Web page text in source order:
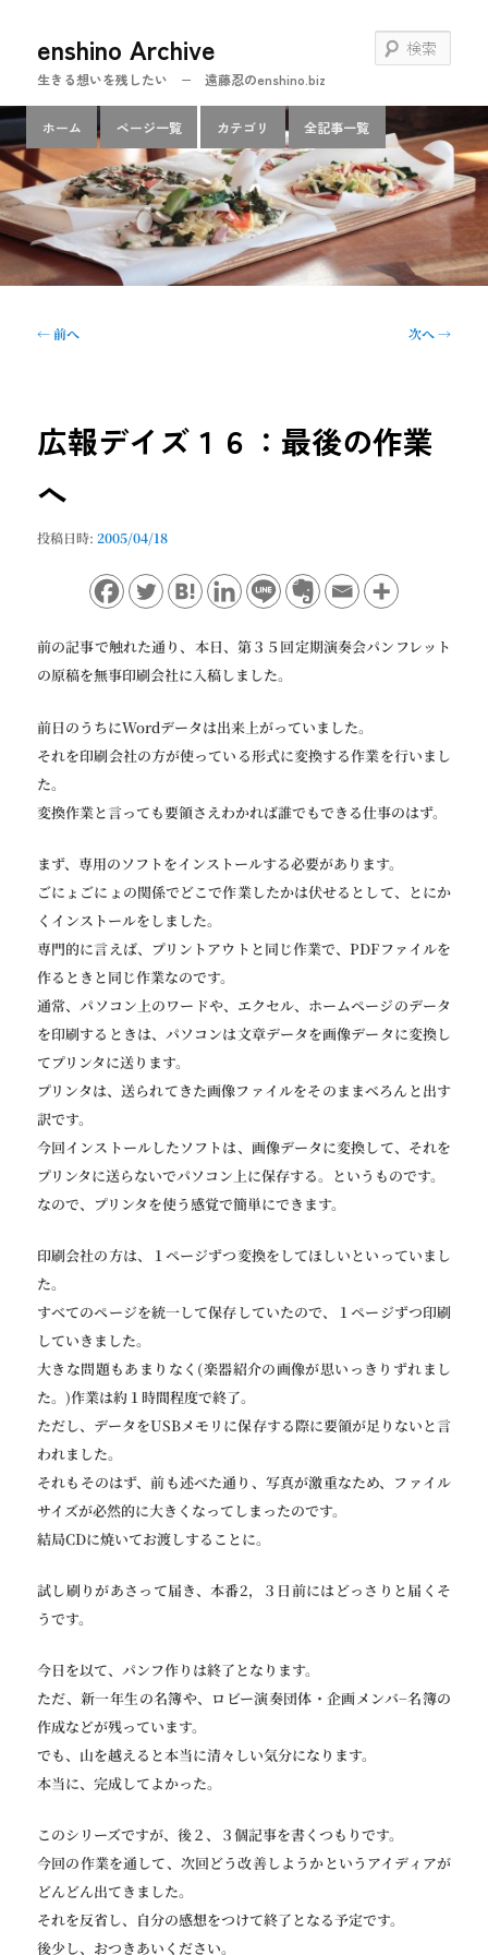
ン
ン
へ
移
動
enshino Archive
生きる想いを残したい − 遠藤忍のenshino.biz
索
メ
イ
ン
メ
ニ
ュ
ー
ホーム ページ一覧 カテゴリ 全記事一覧
投
ゲ
ー
ョ
←前へ 次へ→
広報デイズ１６：最後の作業
へ
投稿日時:2005/04/18
前の記事で触れた通り、本日、第３５回定期演奏会パンフレット
の原稿を無事印刷会社に入稿しました。
前日のうちにWordデータは出来上がっていました。
それを印刷会社の方が使っている形式に変換する作業を行いまし
た。
変換作業と言っても要領さえわかれば誰でもできる仕事のはず。
まず、専用のソフトをインストールする必要があります。
ごにょごにょの関係でどこで作業したかは伏せるとして、とにか
くインストールをしました。
専門的に言えば、プリントアウトと同じ作業で、PDFファイルを
作るときと同じ作業なのです。
通常、パソコン上のワードや、エクセル、ホームページのデータ
を印刷するときは、パソコンは文章データを画像データに変換し
てプリンタに送ります。
プリンタは、送られてきた画像ファイルをそのままべろんと出す
訳です。
今回インストールしたソフトは、画像データに変換して、それを
プリンタに送らないでパソコン上に保存する。というものです。
なので、プリンタを使う感覚で簡単にできます。
印刷会社の方は、１ページずつ変換をしてほしいといっていまし
た。
すべてのページを統一して保存していたので、１ページずつ印刷
していきました。
大きな問題もあまりなく(楽器紹介の画像が思いっきりずれまし
た。)作業は約１時間程度で終了。
ただし、データをUSBメモリに保存する際に要領が足りないと言
われました。
それもそのはず、前も述べた通り、写真が激重なため、ファイル
サイズが必然的に大きくなってしまったのです。
結局CDに焼いてお渡しすることに。
試し刷りがあさって届き、本番2，３日前にはどっさりと届くそ
うです。
今日を以て、パンフ作りは終了となります。
ただ、新一年生の名簿や、ロビー演奏団体・企画メンバ−名簿の
作成などが残っています。
でも、山を越えると本当に清々しい気分になります。
本当に、完成してよかった。
このシリーズですが、後２、３個記事を書くつもりです。
今回の作業を通して、次回どう改善しようかというアイディアが
どんどん出てきました。
それを反省し、自分の感想をつけて終了となる予定です。
後少し、おつきあいください。